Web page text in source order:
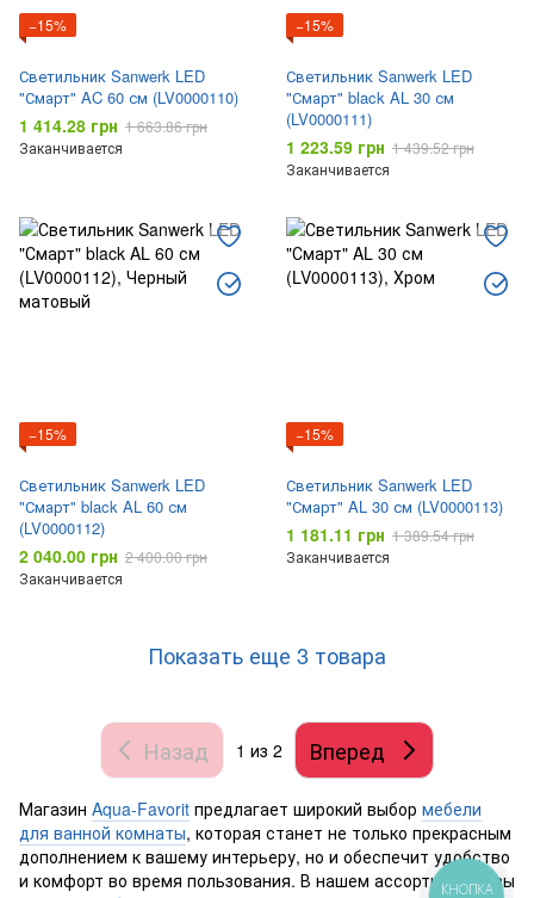
−15%
Светильник Sanwerk LED
"Смарт" AC 60 см (LV0000110)
1 414.28 грн 1 663.86 грн
Заканчивается
−15%
Светильник Sanwerk LED
"Смарт" black AL 30 см
(LV0000111)
1 223.59 грн 1 439.52 грн
Заканчивается
−15%
Светильник Sanwerk LED
"Смарт" black AL 60 см
(LV0000112)
2 040.00 грн 2 400.00 грн
Заканчивается
−15%
Светильник Sanwerk LED
"Смарт" AL 30 см (LV0000113)
1 181.11 грн 1 389.54 грн
Заканчивается
Показать еще 3 товара
Назад 1 из 2 Вперед
Магазин Aqua-Favorit предлагает широкий выбор мебели
для ванной комнаты, которая станет не только прекрасным
дополнением к вашему интерьеру, но и обеспечит удобство
и комфорт во время пользования. В нашем ассортименте вы
КНОПКА